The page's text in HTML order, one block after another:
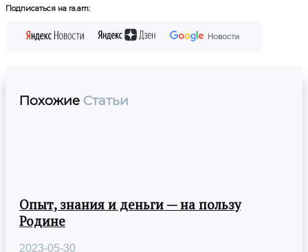
Подписаться на ra.am:
Похожие Статьи
Опыт, знания и деньги — на пользу
Родине
2023-05-30